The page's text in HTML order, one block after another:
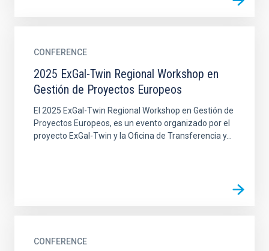
CONFERENCE
2025 ExGal-Twin Regional Workshop en
Gestión de Proyectos Europeos
El 2025 ExGal-Twin Regional Workshop en Gestión de
Proyectos Europeos, es un evento organizado por el
proyecto ExGal-Twin y la Oficina de Transferencia y...
CONFERENCE